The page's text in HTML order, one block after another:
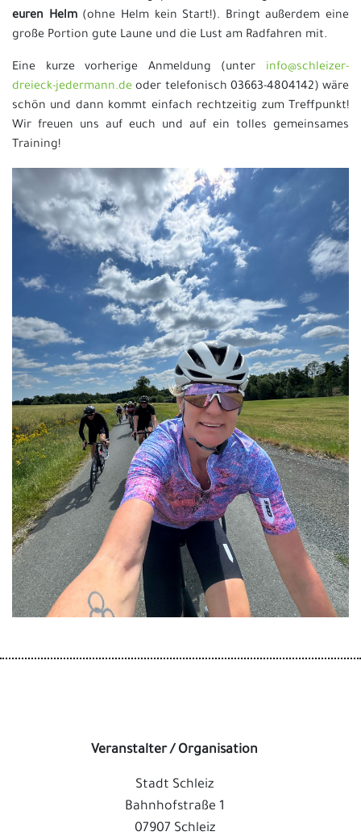
euren Helm(ohne Helm kein Start!). Bringt außerdem eine
große Portion gute Laune und die Lust am Radfahren mit.
Eine kurze vorherige Anmeldung (unter info@schleizer-
dreieck-jedermann.de oder telefonisch 03663-4804142) wäre
schön und dann kommt einfach rechtzeitig zum Treffpunkt!
Wir freuen uns auf euch und auf ein tolles gemeinsames
Training!
Veranstalter / Organisation
Stadt Schleiz
Bahnhofstraße 1
07907 Schleiz